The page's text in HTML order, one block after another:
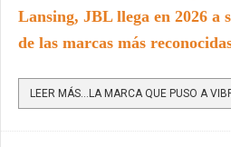
Lansing, JBL llega en 2026 a
de las marcas más